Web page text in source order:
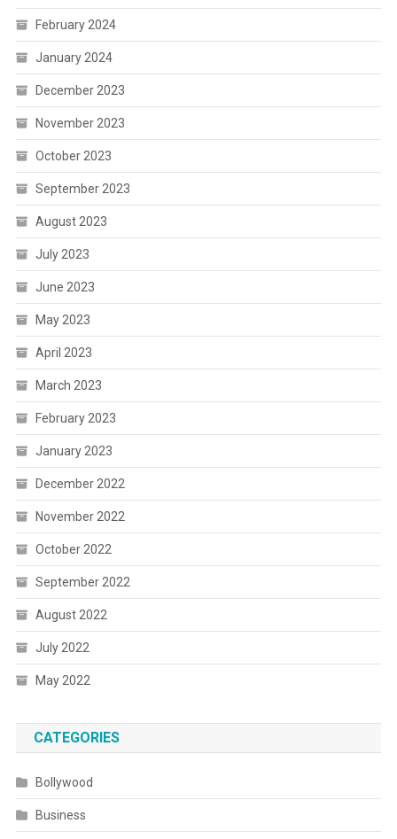
February 2024
January 2024
December 2023
November 2023
October 2023
September 2023
August 2023
July 2023
June 2023
May 2023
April 2023
March 2023
February 2023
January 2023
December 2022
November 2022
October 2022
September 2022
August 2022
July 2022
May 2022
CATEGORIES
Bollywood
Business